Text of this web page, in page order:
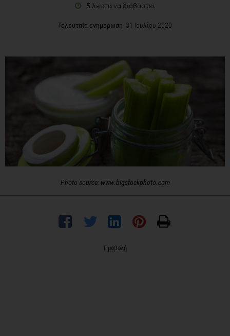
5 λεπτά να διαβαστεί
Τελευταία ενημέρωση 31 Ιουλίου 2020
Photo source: www.bigstockphoto.com
Προβολή